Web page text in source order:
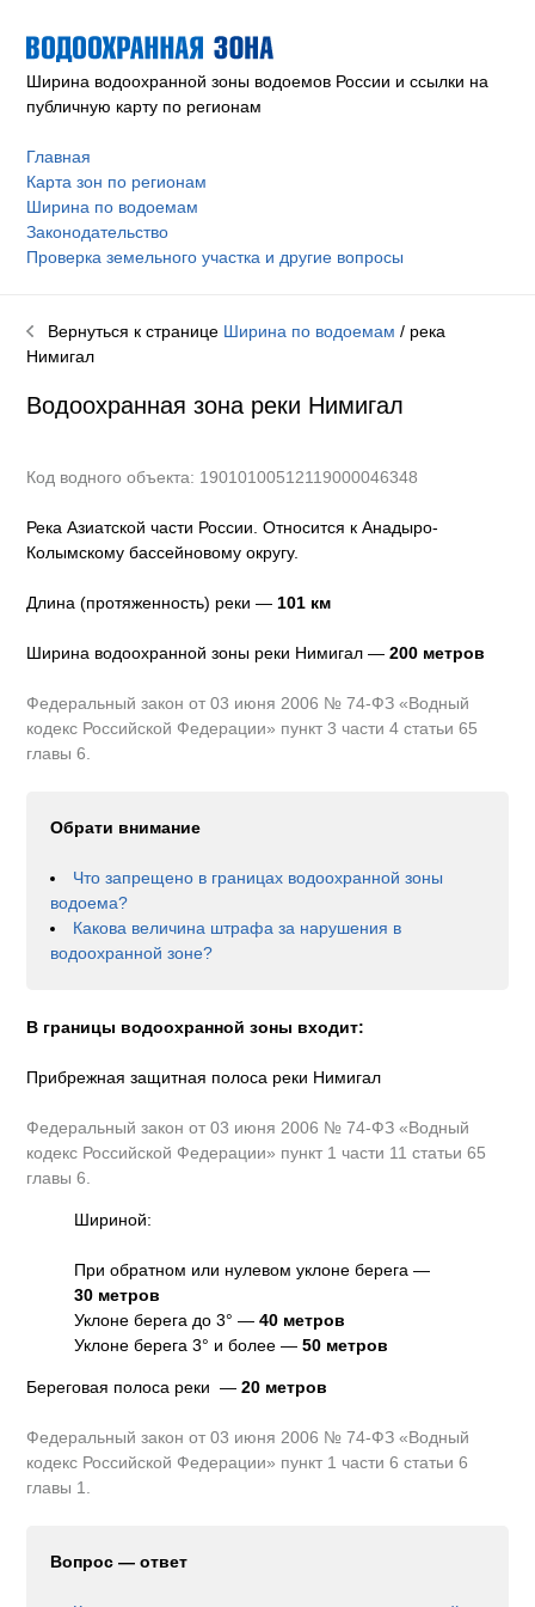
Ширина водоохранной зоны водоемов России и ссылки на
публичную карту по регионам
Главная
Карта зон по регионам
Ширина по водоемам
Законодательство
Проверка земельного участка и другие вопросы
Вернуться к странице Ширина по водоемам / река
Нимигал
Водоохранная зона реки Нимигал
Код водного объекта: 19010100512119000046348
Река Азиатской части России. Относится к Анадыро-
Колымскому бассейновому округу.
Длина (протяженность) реки — 101 км
Ширина водоохранной зоны реки Нимигал —200 метров
Федеральный закон от 03 июня 2006 № 74-ФЗ «Водный
кодекс Российской Федерации» пункт 3 части 4 статьи 65
главы 6.
Обрати внимание
Что запрещено в границах водоохранной зоны
водоема?
Какова величина штрафа за нарушения в
водоохранной зоне?
В границы водоохранной зоны входит:
Прибрежная защитная полоса реки Нимигал
Федеральный закон от 03 июня 2006 № 74-ФЗ «Водный
кодекс Российской Федерации» пункт 1 части 11 статьи 65
главы 6.
Шириной:
При обратном или нулевом уклоне берега —
30 метров
Уклоне берега до 3° —40 метров
Уклоне берега 3° и более —50 метров
Береговая полоса реки —20 метров
Федеральный закон от 03 июня 2006 № 74-ФЗ «Водный
кодекс Российской Федерации» пункт 1 части 6 статьи 6
главы 1.
Вопрос — ответ